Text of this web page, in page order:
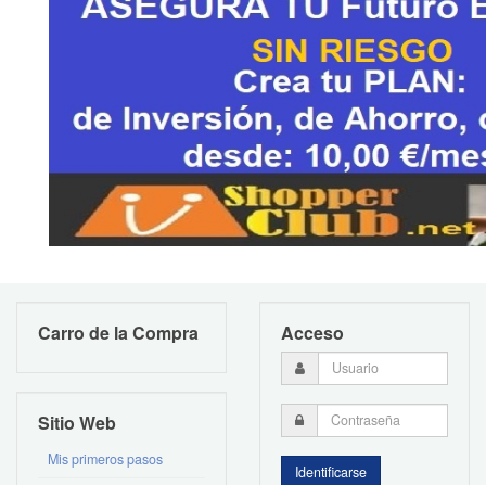
Carro de la Compra
Sitio Web
Mis primeros pasos
Acceso